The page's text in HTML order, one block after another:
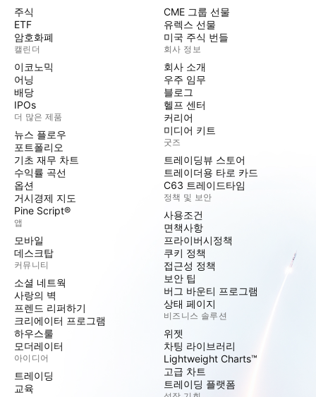
주식
ETF
암호화폐
캘린더
이코노믹
어닝
배당
IPOs
더 많은 제품
뉴스 플로우
포트폴리오
기초 재무 차트
수익률 곡선
옵션
거시경제 지도
Pine Script®
앱
모바일
데스크탑
커뮤니티
소셜 네트웍
사랑의 벽
프렌드 리퍼하기
크리에이터 프로그램
하우스룰
모더레이터
아이디어
트레이딩
교육
CME 그룹 선물
유렉스 선물
미국 주식 번들
회사 정보
회사 소개
우주 임무
블로그
헬프 센터
커리어
미디어 키트
굿즈
트레이딩뷰 스토어
트레이더용 타로 카드
C63 트레이드타임
정책 및 보안
사용조건
면책사항
프라이버시정책
쿠키 정책
접근성 정책
보안 팁
버그 바운티 프로그램
상태 페이지
비즈니스 솔루션
위젯
차팅 라이브러리
Lightweight Charts™
고급 차트
트레이딩 플랫폼